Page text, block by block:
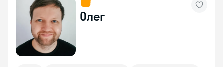
Олег